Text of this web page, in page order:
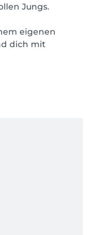
Jungs.
eigenen
dich mit